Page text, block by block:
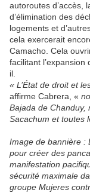
autoroutes d’accès,
d’élimination des
logements et
cela exercerait
Camacho. Cela
facilitant l’expansion
il.
« L’État de droit et
affirme Cabrera, «
Bajada de Chanduy,
Sacachum et toutes
Image de bannière :
pour créer des
manifestation
sécurité maximale
groupe Mujeres